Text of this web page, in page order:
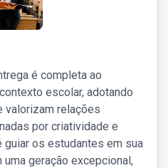
é completa ao
escolar, adotando
valorizam relações
por criatividade e
guiar os estudantes em sua
geração excepcional,